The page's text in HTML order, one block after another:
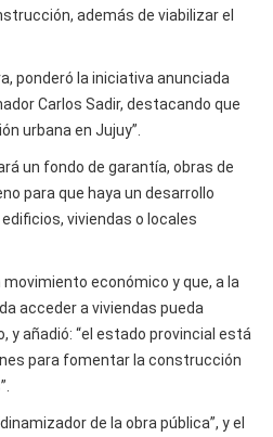
además de viabilizar el
ponderó la iniciativa anunciada
Carlos Sadir, destacando que
urbana en Jujuy”.
un fondo de garantía, obras de
para que haya un desarrollo
viviendas o locales
movimiento económico y que, a la
acceder a viviendas pueda
y añadió: “el estado provincial está
para fomentar la construcción
de la obra pública”, y el